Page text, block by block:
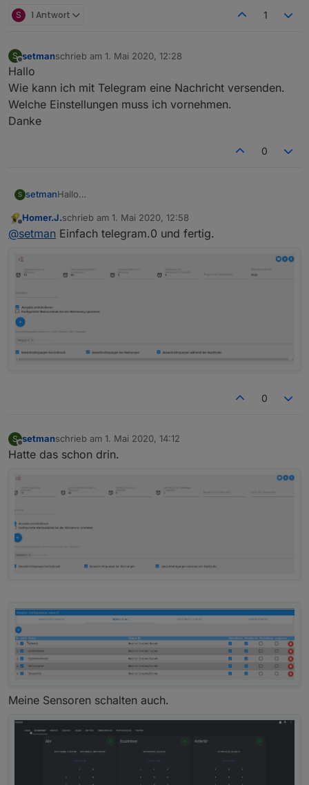
S 1 Antwort 1
S
Offline
setmanschrieb am 1. Mai 2020, 12:28
zuletzt editiert von
Hallo
Wie kann ich mit Telegram eine Nachricht versenden.
Welche Einstellungen muss ich vornehmen.
Danke
0
S setmanHallo
Welche Einstellungen muss ich vornehmen.
Danke
Offline
Homer.J.schrieb am 1. Mai 2020, 12:58
zuletzt editiert von
@setman Einfach telegram.0 und fertig.
0
S
Offline
setmanschrieb am 1. Mai 2020, 14:12
zuletzt editiert von
Hatte das schon drin.
Meine Sensoren schalten auch.